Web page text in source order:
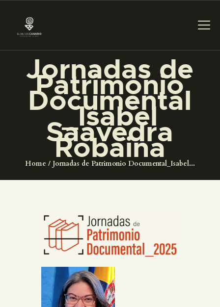
Jornadas de
Patrimonio
Documental
_Isabel
Saavedra
Robaina
Home Jornadas de Patrimonio Documental_Isabel...
PREPARAR LA VISITA
ACTIVIDADES
█
EL MUSEO
DIDÁCTICA
ESPAÑOL
PREPARAR LA VISITA